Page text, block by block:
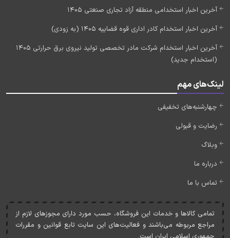
آخرین اخبار استخدامی منطقه آزاد تجاری صنعتی 1405
آخرین اخبار استخدام کادر اداری قوه قضاییه 1405 (به زودی)
آخرین اخبار استخدام شرکت مادر تخصصی تولید نیروی برق حرارتی 1405
(استخدام جدید)
لینک‌های مهم
چهارشنبه‌های تخفیفی
رضایت و قبولی
وبلاگ
درباره ما
تماس با ما
تمامی کالاها و خدمات اين فروشگاه، حسب مورد دارای مجوزهای لازم از
مراجع مربوطه می‌باشند و فعاليت‌های اين سايت تابع قوانين و مقررات